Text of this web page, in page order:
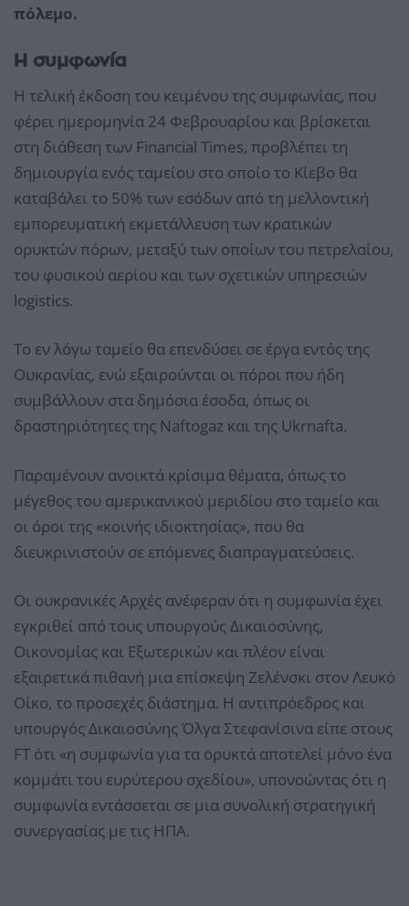
πόλεμο.
Η συμφωνία
Η τελική έκδοση του κειμένου της συμφωνίας, που
φέρει ημερομηνία 24 Φεβρουαρίου και βρίσκεται
στη διάθεση των Financial Times, προβλέπει τη
δημιουργία ενός ταμείου στο οποίο το Κίεβο θα
καταβάλει το 50% των εσόδων από τη μελλοντική
εμπορευματική εκμετάλλευση των κρατικών
ορυκτών πόρων, μεταξύ των οποίων του πετρελαίου,
του φυσικού αερίου και των σχετικών υπηρεσιών
logistics.
Το εν λόγω ταμείο θα επενδύσει σε έργα εντός της
Ουκρανίας, ενώ εξαιρούνται οι πόροι που ήδη
συμβάλλουν στα δημόσια έσοδα, όπως οι
δραστηριότητες της Naftogaz και της Ukrnafta.
Παραμένουν ανοικτά κρίσιμα θέματα, όπως το
μέγεθος του αμερικανικού μεριδίου στο ταμείο και
οι όροι της «κοινής ιδιοκτησίας», που θα
διευκρινιστούν σε επόμενες διαπραγματεύσεις.
Οι ουκρανικές Αρχές ανέφεραν ότι η συμφωνία έχει
εγκριθεί από τους υπουργούς Δικαιοσύνης,
Οικονομίας και Εξωτερικών και πλέον είναι
εξαιρετικά πιθανή μια επίσκεψη Ζελένσκι στον Λευκό
Οίκο, το προσεχές διάστημα. Η αντιπρόεδρος και
υπουργός Δικαιοσύνης Όλγα Στεφανίσινα είπε στους
FT ότι «η συμφωνία για τα ορυκτά αποτελεί μόνο ένα
κομμάτι του ευρύτερου σχεδίου», υπονοώντας ότι η
συμφωνία εντάσσεται σε μια συνολική στρατηγική
συνεργασίας με τις ΗΠΑ.